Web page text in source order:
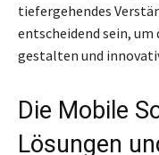
tiefergehendes
entscheidend sein,
gestalten und
Die Mobile
Lösungen